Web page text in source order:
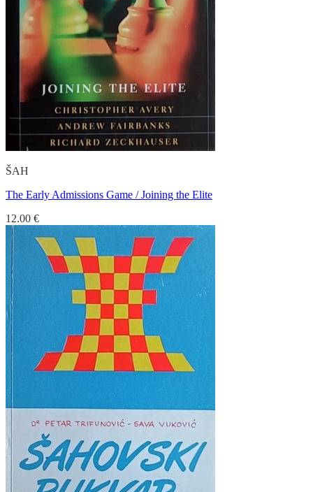
ŠAH
The Early Admissions Game / Joining the Elite
12.00 €